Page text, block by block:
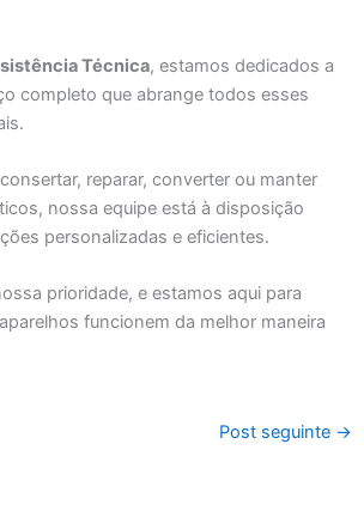
Técnica, estamos dedicados a
completo que abrange todos esses
reparar, converter ou manter
nossa equipe está à disposição
personalizadas e eficientes.
prioridade, e estamos aqui para
funcionem da melhor maneira
Post seguinte →